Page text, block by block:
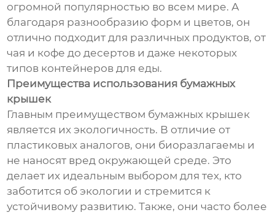
огромной популярностью во всем мире. А
благодаря разнообразию форм и цветов, он
отлично подходит для различных продуктов, от
чая и кофе до десертов и даже некоторых
типов контейнеров для еды.
Преимущества использования бумажных
крышек
Главным преимуществом бумажных крышек
является их экологичность. В отличие от
пластиковых аналогов, они биоразлагаемы и
не наносят вред окружающей среде. Это
делает их идеальным выбором для тех, кто
заботится об экологии и стремится к
устойчивому развитию. Также, они часто более